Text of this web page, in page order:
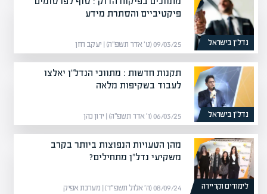
נדל”ן בישראל
פיקטיביים והסתרת מידע
09/03/25 (ט׳ אדר תשפ״ה) | יעקב חזן
נדל”ן בישראל
תקנות חדשות : מתווכי הנדל"ן יאלצו
לעבוד בשקיפות מלאה
06/03/25 (ו׳ אדר תשפ״ה) | ירון כהן
לימודים וקריירה
מהן הטעויות הנפוצות ביותר בקרב
משקיעי נדל"ן מתחילים?
08/09/24 (ה׳ אלול תשפ״ד) | מערכת אפיק